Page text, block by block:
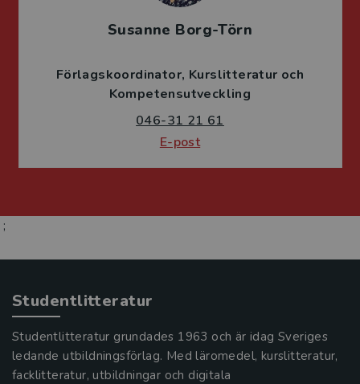
Susanne Borg-Törn
Förlagskoordinator Kurslitteratur och
Kompetensutveckling
046-31 21 61
E-post
;
Studentlitteratur
Studentlitteratur grundades 1963 och är idag Sveriges
ledande utbildningsförlag. Med läromedel, kurslitteratur,
facklitteratur, utbildningar och digitala